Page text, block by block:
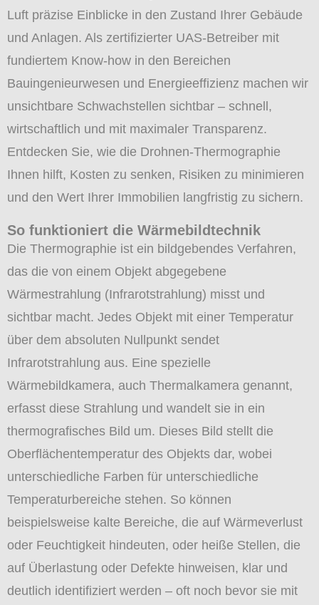
Luft präzise Einblicke in den Zustand Ihrer Gebäude
und Anlagen. Als zertifizierter UAS-Betreiber mit
fundiertem Know-how in den Bereichen
Bauingenieurwesen und Energieeffizienz machen wir
unsichtbare Schwachstellen sichtbar – schnell,
wirtschaftlich und mit maximaler Transparenz.
Entdecken Sie, wie die Drohnen-Thermographie
Ihnen hilft, Kosten zu senken, Risiken zu minimieren
und den Wert Ihrer Immobilien langfristig zu sichern.
So funktioniert die Wärmebildtechnik
Die Thermographie ist ein bildgebendes Verfahren,
das die von einem Objekt abgegebene
Wärmestrahlung (Infrarotstrahlung) misst und
sichtbar macht. Jedes Objekt mit einer Temperatur
über dem absoluten Nullpunkt sendet
Infrarotstrahlung aus. Eine spezielle
Wärmebildkamera, auch Thermalkamera genannt,
erfasst diese Strahlung und wandelt sie in ein
thermografisches Bild um. Dieses Bild stellt die
Oberflächentemperatur des Objekts dar, wobei
unterschiedliche Farben für unterschiedliche
Temperaturbereiche stehen. So können
beispielsweise kalte Bereiche, die auf Wärmeverlust
oder Feuchtigkeit hindeuten, oder heiße Stellen, die
auf Überlastung oder Defekte hinweisen, klar und
deutlich identifiziert werden – oft noch bevor sie mit